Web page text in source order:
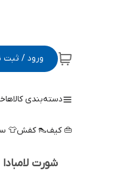
ورود / ثبت
دسته‌بندی کالاها
👜 کیف👠 کفش👕
شورت لامبادا